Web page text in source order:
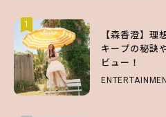
1
【森香澄】
キープの秘訣
ビュー！
1
【ハローキ
第1弾の気に
チェック！
LIFESTYLE
1
【SNIDEL】
ッドな秋はじ